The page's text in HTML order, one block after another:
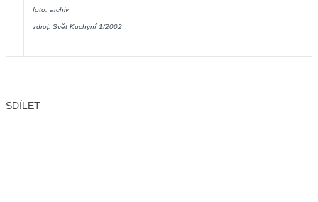
foto: archiv
zdroj: Svět Kuchyní 1/2002
SDÍLET